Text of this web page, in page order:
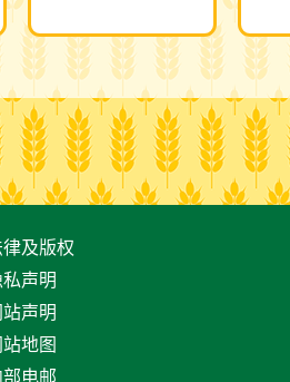
及版权
私声明
站声明
站地图
部电邮